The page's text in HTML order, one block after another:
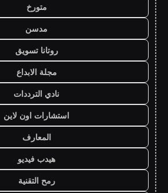
متورخ
مدسن
روتانا تسويق
مجلة الابداع
نادي الترددات
استشارات اون لاين
المعارف
هيدب فيديو
رمح التقنية